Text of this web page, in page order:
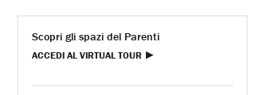
Scopri gli spazi del Parenti
ACCEDI AL VIRTUAL TOUR